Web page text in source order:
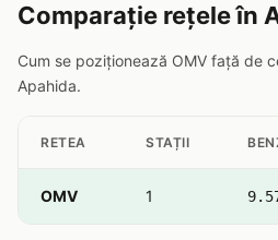
Comparație rețele în
Cum se poziționează OMV față de
Apahida.
RETEA STAȚII
OMV 1